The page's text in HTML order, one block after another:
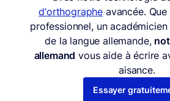
d’orthographe avancée.
professionnel, un
de la langue allemande,
allemand vous aide à écrire
aisance.
Essayer